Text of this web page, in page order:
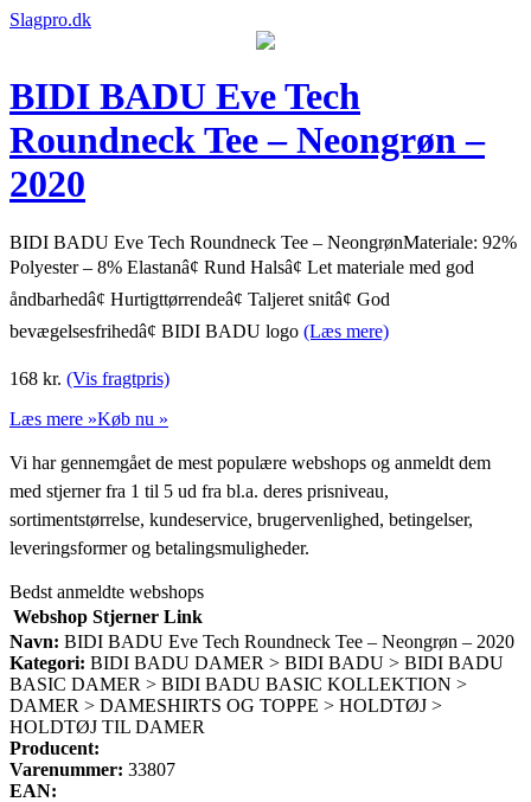
Slagpro.dk
BIDI BADU Eve Tech
Roundneck Tee – Neongrøn –
2020
BIDI BADU Eve Tech Roundneck Tee – NeongrønMateriale: 92%
Polyester – 8% Elastanâ¢ Rund Halsâ¢ Let materiale med god
åndbarhedâ¢ Hurtigttørrendeâ¢ Taljeret snitâ¢ God
bevægelsesfrihedâ¢ BIDI BADU logo (Læs mere)
168 kr. (Vis fragtpris)
Læs mere »Køb nu »
Vi har gennemgået de mest populære webshops og anmeldt dem
med stjerner fra 1 til 5 ud fra bl.a. deres prisniveau,
sortimentstørrelse, kundeservice, brugervenlighed, betingelser,
leveringsformer og betalingsmuligheder.
Bedst anmeldte webshops
Webshop Stjerner Link
Navn: BIDI BADU Eve Tech Roundneck Tee – Neongrøn – 2020
Kategori: BIDI BADU DAMER > BIDI BADU > BIDI BADU
BASIC DAMER > BIDI BADU BASIC KOLLEKTION >
DAMER > DAMESHIRTS OG TOPPE > HOLDTØJ >
HOLDTØJ TIL DAMER
Producent:
Varenummer: 33807
EAN: